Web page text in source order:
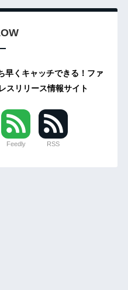
早くキャッチできる！ファ
スリリース情報サイト
Feedly RSS